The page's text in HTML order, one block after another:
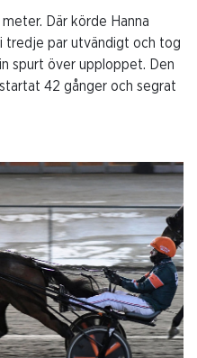
Där körde Hanna
tredje par utvändigt och tog
spurt över upploppet. Den
42 gånger och segrat